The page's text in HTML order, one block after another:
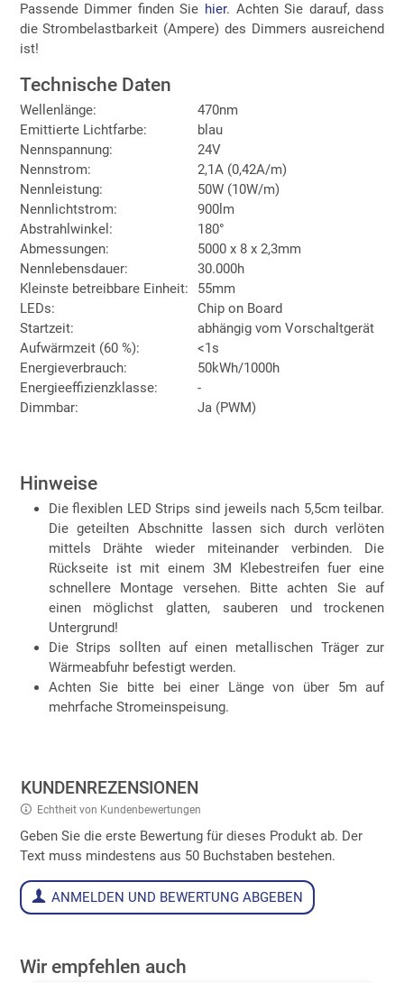
Passende Dimmer finden Sie hier. Achten Sie darauf, dass
die Strombelastbarkeit (Ampere) des Dimmers ausreichend
ist!
Technische Daten
Wellenlänge:
470nm
Emittierte Lichtfarbe:
blau
Nennspannung:
24V
Nennstrom:
2,1A (0,42A/m)
Nennleistung:
50W (10W/m)
Nennlichtstrom:
900lm
Abstrahlwinkel:
180°
Abmessungen:
5000 x 8 x 2,3mm
Nennlebensdauer:
30.000h
Kleinste betreibbare Einheit:
55mm
LEDs:
Chip on Board
Startzeit:
abhängig vom Vorschaltgerät
Aufwärmzeit (60 %):
<1s
Energieverbrauch:
50kWh/1000h
Energieeffizienzklasse:
-
Dimmbar:
Ja (PWM)
Hinweise
Die flexiblen LED Strips sind jeweils nach 5,5cm teilbar.
Die geteilten Abschnitte lassen sich durch verlöten
mittels Drähte wieder miteinander verbinden. Die
Rückseite ist mit einem 3M Klebestreifen fuer eine
schnellere Montage versehen. Bitte achten Sie auf
einen möglichst glatten, sauberen und trockenen
Untergrund!
Die Strips sollten auf einen metallischen Träger zur
Wärmeabfuhr befestigt werden.
Achten Sie bitte bei einer Länge von über 5m auf
mehrfache Stromeinspeisung.
KUNDENREZENSIONEN
Echtheit von Kundenbewertungen
Geben Sie die erste Bewertung für dieses Produkt ab. Der
Text muss mindestens aus 50 Buchstaben bestehen.
ANMELDEN UND BEWERTUNG ABGEBEN
Wir empfehlen auch